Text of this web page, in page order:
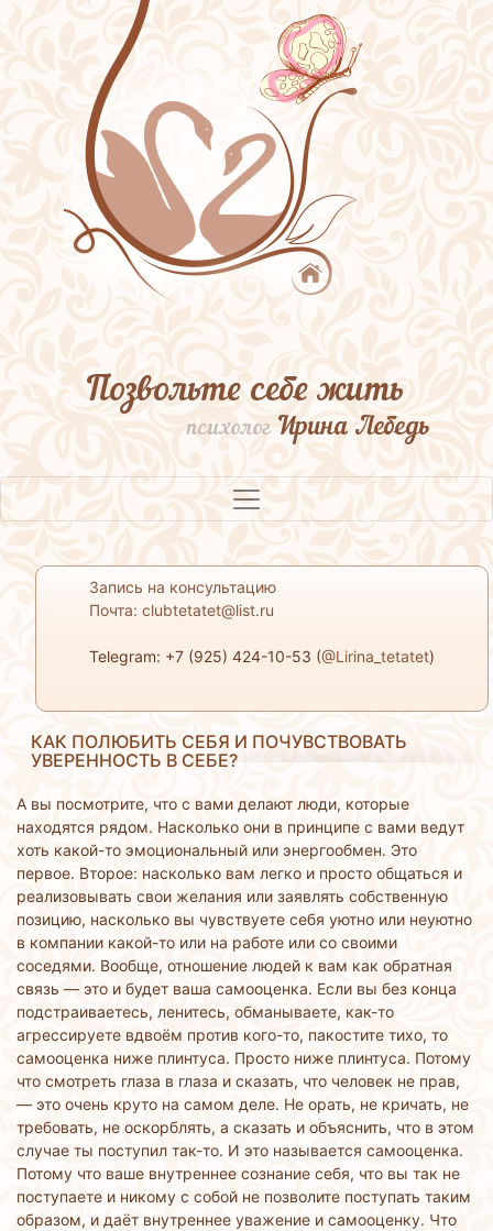
Позвольте себе жить
психологИрина Лебедь
Запись на консультацию
Почта: clubtetatet@list.ru
Telegram: +7 (925) 424-10-53 (@Lirina_tetatet)
КАК ПОЛЮБИТЬ СЕБЯ И ПОЧУВСТВОВАТЬ
УВЕРЕННОСТЬ В СЕБЕ?
А вы посмотрите, что с вами делают люди, которые
находятся рядом. Насколько они в принципе с вами ведут
хоть какой-то эмоциональный или энергообмен. Это
первое. Второе: насколько вам легко и просто общаться и
реализовывать свои желания или заявлять собственную
позицию, насколько вы чувствуете себя уютно или неуютно
в компании какой-то или на работе или со своими
соседями. Вообще, отношение людей к вам как обратная
связь — это и будет ваша самооценка. Если вы без конца
подстраиваетесь, ленитесь, обманываете, как-то
агрессируете вдвоём против кого-то, пакостите тихо, то
самооценка ниже плинтуса. Просто ниже плинтуса. Потому
что смотреть глаза в глаза и сказать, что человек не прав,
— это очень круто на самом деле. Не орать, не кричать, не
требовать, не оскорблять, а сказать и объяснить, что в этом
случае ты поступил так-то. И это называется самооценка.
Потому что ваше внутреннее сознание себя, что вы так не
поступаете и никому с собой не позволите поступать таким
образом, и даёт внутреннее уважение и самооценку. Что